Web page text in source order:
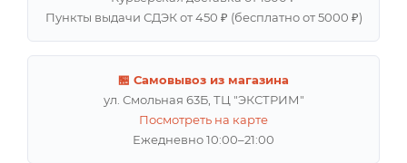
Пункты выдачи СДЭК от 450 ₽ (бесплатно от 5000 ₽)
🏪 Самовывоз из магазина
ул. Смольная 63Б, ТЦ "ЭКСТРИМ"
Посмотреть на карте
Ежедневно 10:00–21:00